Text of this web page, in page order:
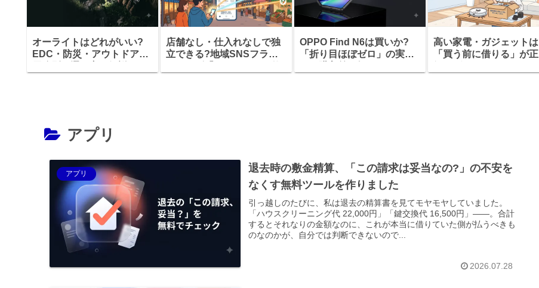
オーライトはどれがいい?
EDC・防災・アウトドア、
店舗なし・仕入れなしで独
立できる?地域SNSフラン
OPPO Find N6は買いか?
「折り目ほぼゼロ」の実力
高い家電・ガジェットは
「買う前に借りる」が正
アプリ
アプリ
退去時の敷金精算、「この請求は妥当なの?」の不安を
なくす無料ツールを作りました
引っ越しのたびに、私は退去の精算書を見てモヤモヤしていました。
「ハウスクリーニング代 22,000円」「鍵交換代 16,500円」——。合計
するとそれなりの金額なのに、これが本当に借りていた側が払うべきも
のなのかが、自分では判断できないので...
2026.07.28